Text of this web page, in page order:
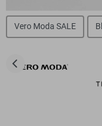
Vero Moda SALE